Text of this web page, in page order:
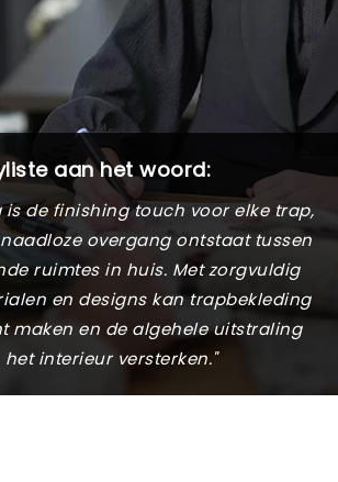
aan het woord:
is de finishing touch voor elke trap,
overgang ontstaat tussen
ruimtes in huis. Met zorgvuldig
en designs kan trapbekleding
maken en de algehele uitstraling
het interieur versterken."